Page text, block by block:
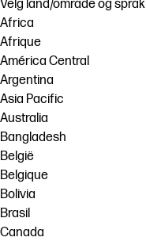
Velg land/område og språk
Africa
Afrique
América Central
Argentina
Asia Pacific
Australia
Bangladesh
België
Belgique
Bolivia
Brasil
Canada